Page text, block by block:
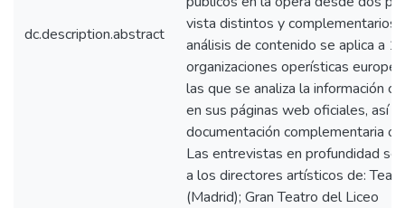
dc.description.abstract
vista distintos y complementarios.
análisis de contenido se aplica a
organizaciones operísticas
las que se analiza la información
en sus páginas web oficiales, así
documentación complementaria
Las entrevistas en profundidad se
a los directores artísticos de:
(Madrid); Gran Teatro del Liceo